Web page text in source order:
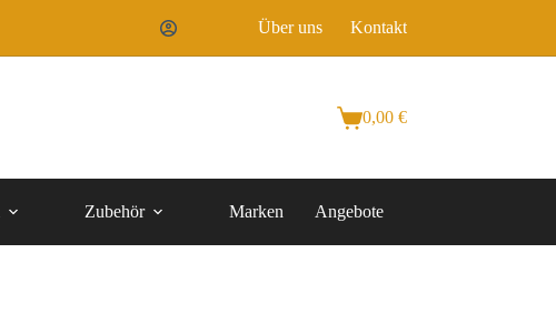
Über uns Kontakt
0,00 €
Zubehör Marken Angebote